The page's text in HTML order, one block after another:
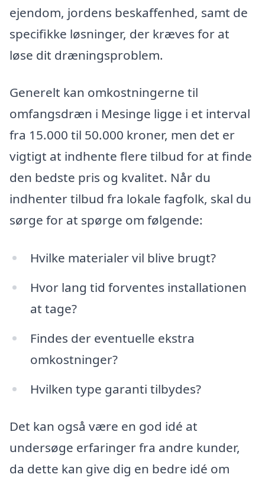
ejendom, jordens beskaffenhed, samt de
specifikke løsninger, der kræves for at
løse dit dræningsproblem.
Generelt kan omkostningerne til
omfangsdræn i Mesinge ligge i et interval
fra 15.000 til 50.000 kroner, men det er
vigtigt at indhente flere tilbud for at finde
den bedste pris og kvalitet. Når du
indhenter tilbud fra lokale fagfolk, skal du
sørge for at spørge om følgende:
Hvilke materialer vil blive brugt?
Hvor lang tid forventes installationen
at tage?
Findes der eventuelle ekstra
omkostninger?
Hvilken type garanti tilbydes?
Det kan også være en god idé at
undersøge erfaringer fra andre kunder,
da dette kan give dig en bedre idé om